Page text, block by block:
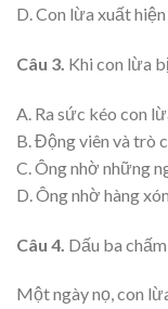
D. Con lừa xuất
Câu 3. Khi con lừa
A. Ra sức kéo con
B. Động viên và trò
C. Ông nhờ những
D. Ông nhờ hàng
Câu 4. Dấu ba
Một ngày nọ, con